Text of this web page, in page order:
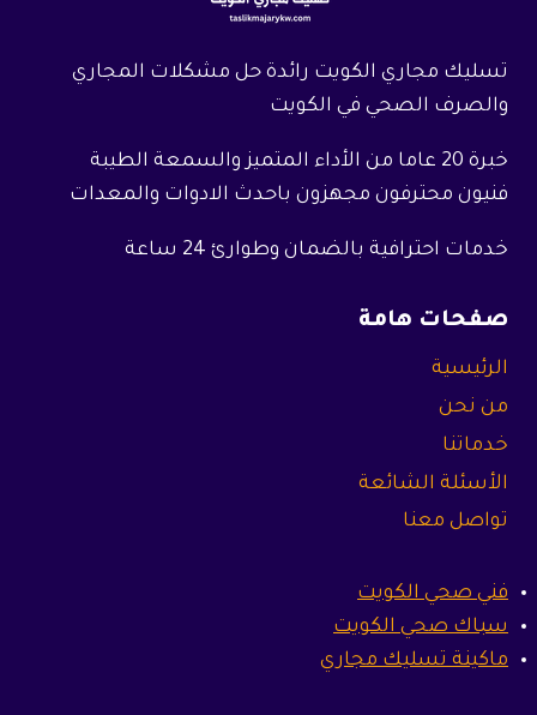
كل
مصارف
المطاعم
تسليك مجاري الكويت رائدة حل مشكلات المجاري
والصرف الصحي في الكويت
خبرة 20 عاما من الأداء المتميز والسمعة الطيبة
فنيون محترفون مجهزون باحدث الادوات والمعدات
خدمات احترافية بالضمان وطوارئ 24 ساعة
صفحات هامة
الرئيسية
من نحن
خدماتنا
الأسئلة الشائعة
تواصل معنا
فني صحي الكويت
سباك صحي الكويت
ماكينة تسليك مجاري